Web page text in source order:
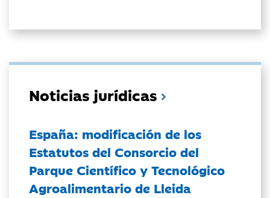
Noticias jurídicas
España: modificación de los
Estatutos del Consorcio del
Parque Científico y Tecnológico
Agroalimentario de Lleida